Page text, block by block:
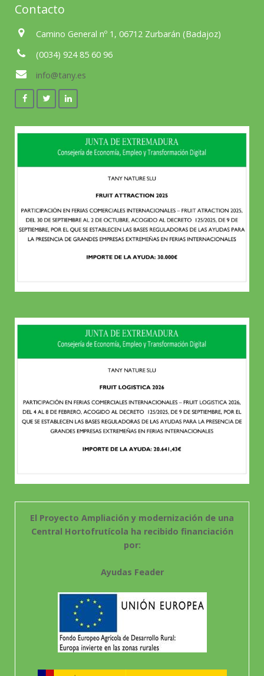
Contacto
Camino General nº 1, 06712 Zurbarán (Badajoz)
(0034) 924 85 60 96
info@tany.es
El Proyecto Ampliación y modernización de una
Central Hortofrutícola ha recibido financiación
por:
Ayudas Feader